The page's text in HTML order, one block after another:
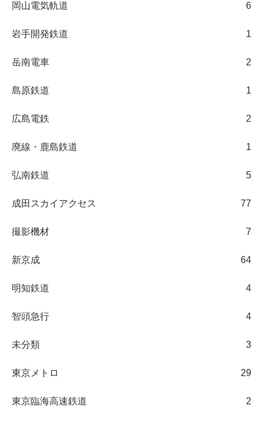
岡山電気軌道 6
岩手開発鉄道 1
岳南電車 2
島原鉄道 1
広島電鉄 2
廃線・鹿島鉄道 1
弘南鉄道 5
成田スカイアクセス 77
撮影機材 7
新京成 64
明知鉄道 4
智頭急行 4
未分類 3
東京メトロ 29
東京臨海高速鉄道 2